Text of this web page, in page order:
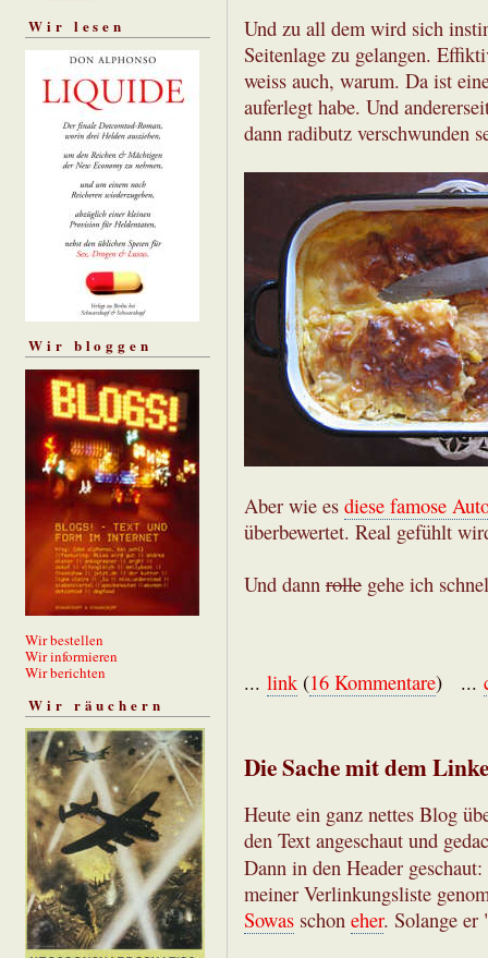
Wir lesen
Wir bloggen
Wir bestellen
Wir informieren
Wir berichten
Wir räuchern
Und zu all dem wird sich
Seitenlage zu gelangen.
weiss auch, warum. Da ist
auferlegt habe. Und
dann radibutz verschwunden
Aber wie es diese famose
überbewertet. Real gefühlt
Und dann rolle gehe ich
... link(16 Kommentare) ...
Die Sache mit dem
Heute ein ganz nettes Blog
den Text angeschaut und
Dann in den Header
meiner Verlinkungsliste
Sowas schon eher. Solange